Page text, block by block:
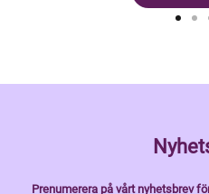
Prenumerera på vårt nyhetsbrev